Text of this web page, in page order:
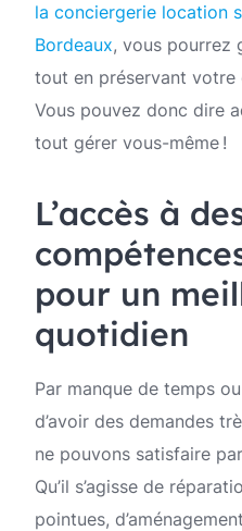
la conciergerie location
Bordeaux, vous pourrez
tout en préservant votre
Vous pouvez donc dire
tout gérer vous-même !
L’accès à
pour un
quotidien
Par manque de temps
d’avoir des demandes
ne pouvons satisfaire
Qu’il s’agisse de
pointues,